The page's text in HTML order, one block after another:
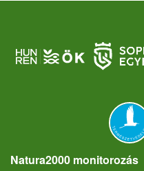
Natura2000 monitorozás